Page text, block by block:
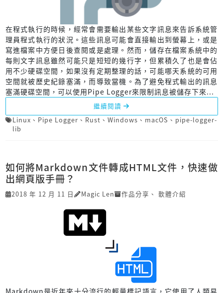
在程式執行的時候，經常會需要輸出某些文字訊息來告訴系統管
理員程式執行的狀況。這些訊息可能會直接輸出到螢幕上，或是
寫進檔案中方便日後查閱或是處理。然而，儲存在檔案系統中的
每則文字訊息雖然可能只是短短的幾行字，但累積久了也是會佔
用不少硬碟空間，如果沒有定期整理的話，可能哪天系統的可用
空間就被歷史紀錄塞滿，而導致當機。為了避免程式輸出的訊息
塞滿硬碟空間，可以使用Pipe Logger來限制訊息被儲存下來...
繼續閱讀
Linux 、 Pipe Logger 、 Rust 、 Windows 、 macOS 、 pipe-logger-
lib
如何將Markdown文件轉成HTML文件，快速做
出網頁版手冊？
2018 年 12 月 11 日 Magic Len 作品分享 、 軟體介紹